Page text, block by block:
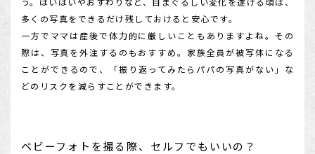
多くの写真をできるだけ残しておけると安心です。
一方でママは産後で体力的に厳しいこともありますよね。その
際は、写真を外注するのもおすすめ。家族全員が被写体になる
ことができるので、「振り返ってみたらパパの写真がない」な
どのリスクを減らすことができます。
ベビーフォトを撮る際、セルフでもいいの？